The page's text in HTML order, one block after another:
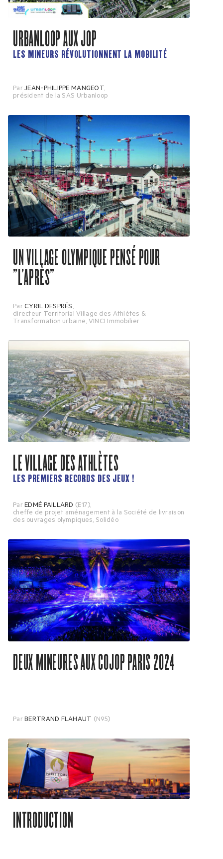
URBANLOOP AUX JOP
LES MINEURS RÉVOLUTIONNENT LA MOBILITÉ
ParJEAN-PHILIPPE MANGEOT ,
président de la SAS Urbanloop
UN VILLAGE OLYMPIQUE PENSÉ POUR
"L'APRÈS"
ParCYRIL DESPRÉS ,
directeur Territorial Village des Athlètes &
Transformation urbaine, VINCI Immobilier
LE VILLAGE DES ATHLÈTES
LES PREMIERS RECORDS DES JEUX !
ParEDMÉ PAILLARD (E17),
cheffe de projet aménagement à la Société de livraison
des ouvrages olympiques, Solidéo
DEUX MINEURES AUX COJOP PARIS 2024
ParBERTRAND FLAHAUT (N95)
INTRODUCTION